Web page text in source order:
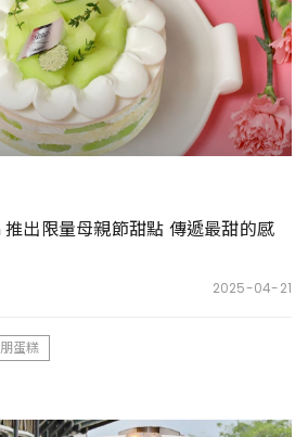
出限量母親節甜點 傳遞最甜的感
2025-04-21
蛋糕